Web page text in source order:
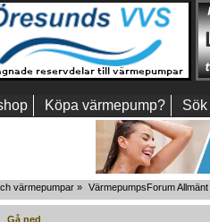
Köpa värmepump? Sök
värmepumpar » VärmepumpsForum Allmänt
Gå ned